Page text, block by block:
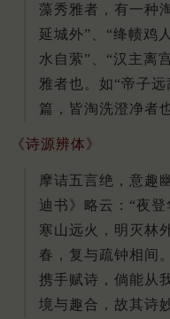
藻秀雅者，有一种
延城外”、“绛帻鸡
水自萦”、“汉主离
雅者也。如“帝子
篇，皆淘洗澄净者
《诗源辨体》
摩诘五言绝，意趣
迪书》略云：“夜
寒山远火，明灭林
春，复与疏钟相间
携手赋诗，倘能从
境与趣合，故其诗